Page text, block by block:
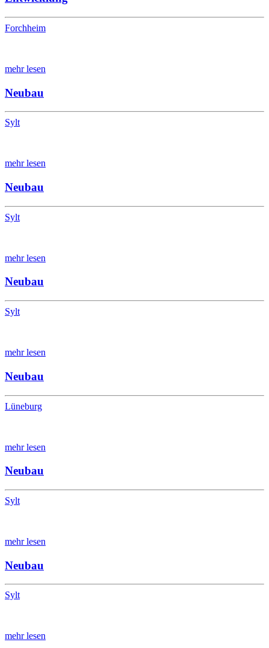
Forchheim
mehr lesen
Neubau
Sylt
mehr lesen
Neubau
Sylt
mehr lesen
Neubau
Sylt
mehr lesen
Neubau
Lüneburg
mehr lesen
Neubau
Sylt
mehr lesen
Neubau
Sylt
mehr lesen